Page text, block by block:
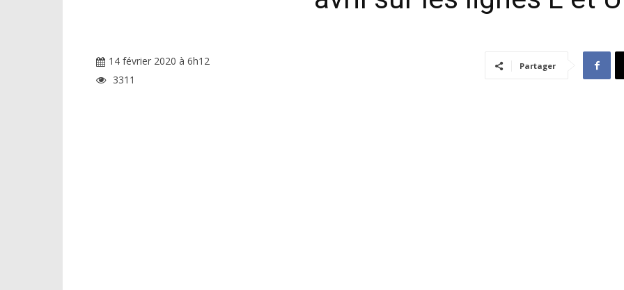
14 février 2020 à 6h12
3311
Partager